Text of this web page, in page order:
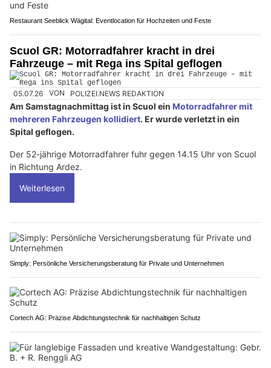
Restaurant Seeblick Wägital: Eventlocation für Hochzeiten und Feste
Scuol GR: Motorradfahrer kracht in drei
Fahrzeuge – mit Rega ins Spital geflogen
05.07.26 VON POLIZEI.NEWS REDAKTION
Am Samstagnachmittag ist in Scuol ein Motorradfahrer mit
mehreren Fahrzeugen kollidiert. Er wurde verletzt in ein
Spital geflogen.
Der 52-jährige Motorradfahrer fuhr gegen 14.15 Uhr von Scuol
in Richtung Ardez.
Weiterlesen
Simply: Persönliche Versicherungsberatung für Private und Unternehmen
Cortech AG: Präzise Abdichtungstechnik für nachhaltigen Schutz